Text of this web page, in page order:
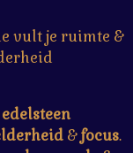
vult je ruimte &
&focus.